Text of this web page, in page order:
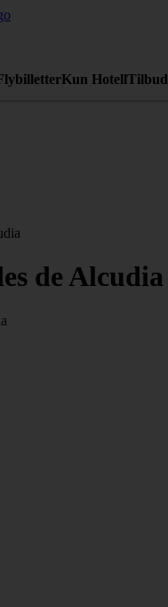
Kun HotellTilbud
de Alcudia